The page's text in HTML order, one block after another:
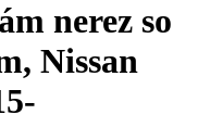
nerez so
Nissan